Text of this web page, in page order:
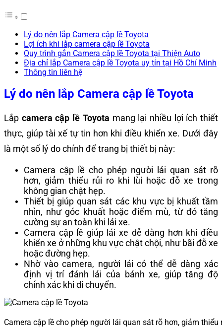
Lý do nên lắp Camera cập lề Toyota
Lợi ích khi lắp camera cập lề Toyota
Quy trình gắn Camera cập lề Toyota tại Thiện Auto
Địa chỉ lắp Camera cập lề Toyota uy tín tại Hồ Chí Minh
Thông tin liên hệ
Lý do nên lắp Camera cập lề Toyota
Lắp camera cập lề Toyota mang lại nhiều lợi ích thiết
thực, giúp tài xế tự tin hơn khi điều khiển xe. Dưới đây
là một số lý do chính để trang bị thiết bị này:
Camera cập lề cho phép người lái quan sát rõ
hơn, giảm thiểu rủi ro khi lùi hoặc đỗ xe trong
không gian chật hẹp.
Thiết bị giúp quan sát các khu vực bị khuất tầm
nhìn, như góc khuất hoặc điểm mù, từ đó tăng
cường sự an toàn khi lái xe.
Camera cập lề giúp lái xe dễ dàng hơn khi điều
khiển xe ở những khu vực chật chội, như bãi đỗ xe
hoặc đường hẹp.
Nhờ vào camera, người lái có thể dễ dàng xác
định vị trí đánh lái của bánh xe, giúp tăng độ
chính xác khi di chuyển.
Camera cập lề cho phép người lái quan sát rõ hơn, giảm